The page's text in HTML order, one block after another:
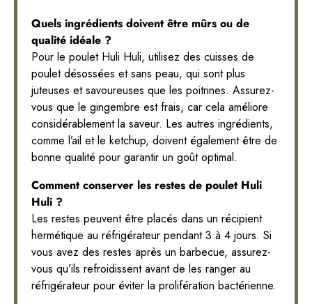
Quels ingrédients doivent être mûrs ou de
qualité idéale ?
Pour le poulet Huli Huli, utilisez des cuisses de
poulet désossées et sans peau, qui sont plus
juteuses et savoureuses que les poitrines. Assurez-
vous que le gingembre est frais, car cela améliore
considérablement la saveur. Les autres ingrédients,
comme l’ail et le ketchup, doivent également être de
bonne qualité pour garantir un goût optimal.
Comment conserver les restes de poulet Huli
Huli ?
Les restes peuvent être placés dans un récipient
hermétique au réfrigérateur pendant 3 à 4 jours. Si
vous avez des restes après un barbecue, assurez-
vous qu’ils refroidissent avant de les ranger au
réfrigérateur pour éviter la prolifération bactérienne.